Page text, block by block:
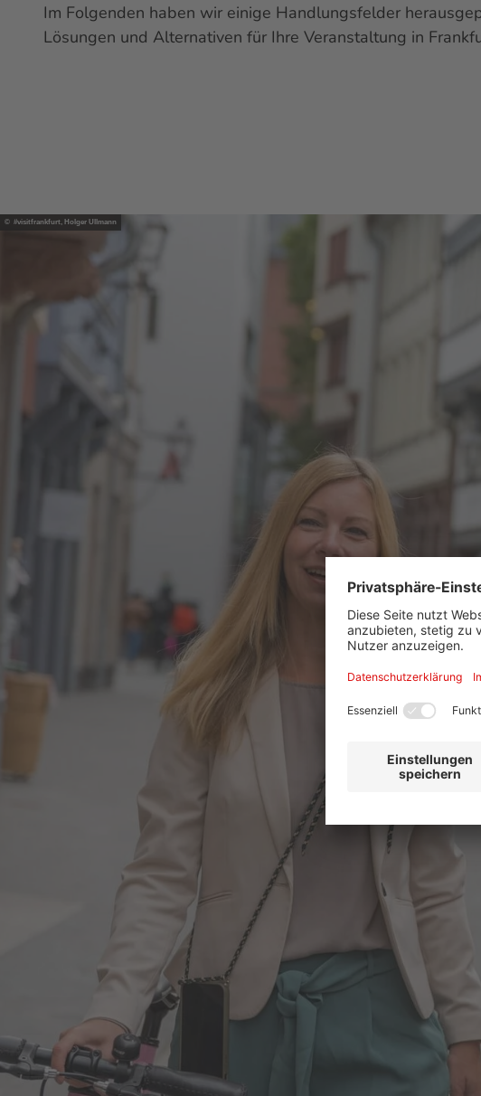
Im Folgenden haben wir einige Handlungsfelder
Lösungen und Alternativen für Ihre Veranstaltung in
© #visitfrankfurt, Holger Ullmann